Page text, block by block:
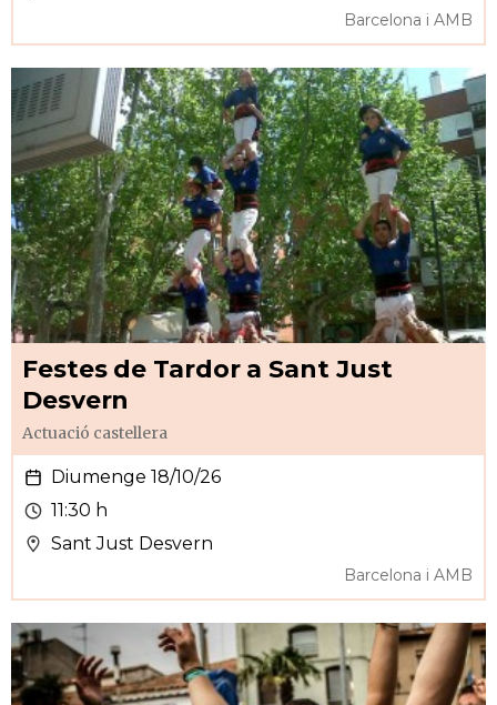
Barcelona i AMB
Festes de Tardor a Sant Just
Desvern
Actuació castellera
Diumenge 18/10/26
11:30 h
Sant Just Desvern
Barcelona i AMB